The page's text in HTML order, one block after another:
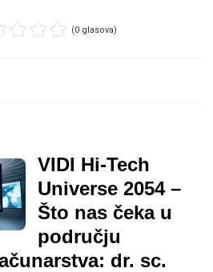
(0 glasova)
VIDI Hi-Tech
Universe 2054 –
Što nas čeka u
području
dr. sc.